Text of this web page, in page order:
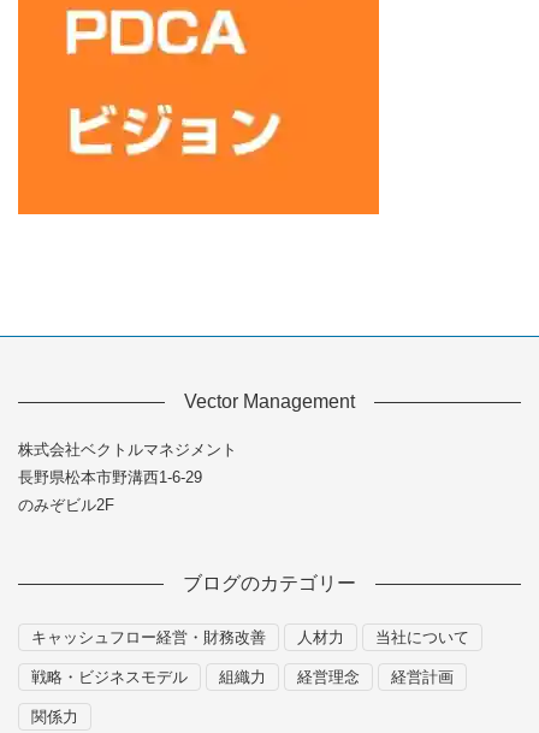
Vector Management
株式会社ベクトルマネジメント
長野県松本市野溝西1-6-29
のみぞビル2F
ブログのカテゴリー
キャッシュフロー経営・財務改善 人材力 当社について
戦略・ビジネスモデル 組織力 経営理念 経営計画
関係力